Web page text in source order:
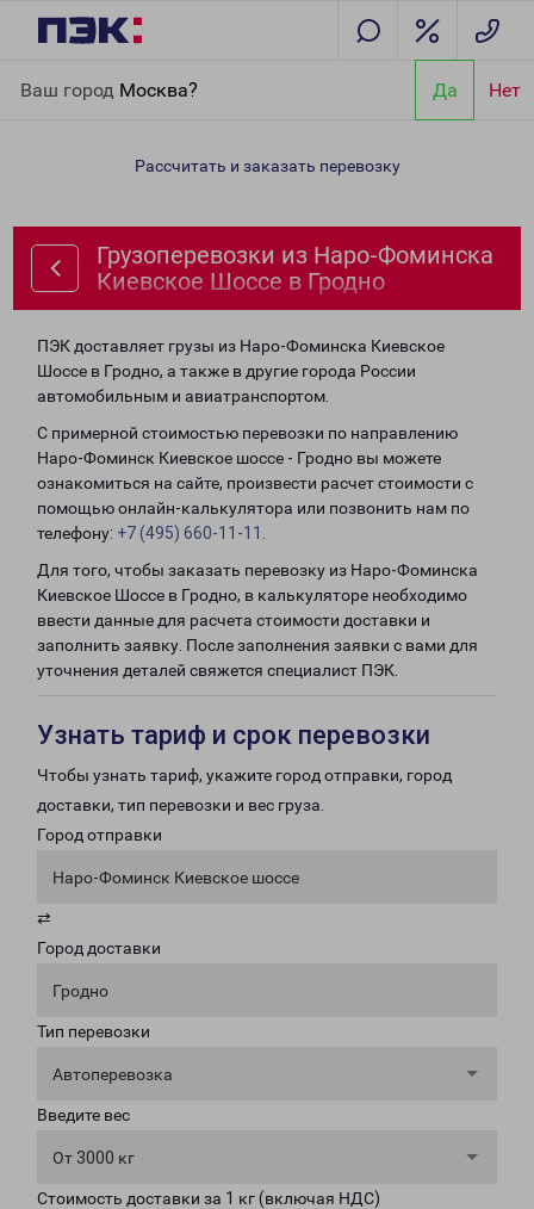
Ваш город Москва? Да Нет
Киевское Шоссе в Гродно
Рассчитать и заказать перевозку
Грузоперевозки из Наро-Фоминска
Киевское Шоссе в Гродно
ПЭК доставляет грузы из Наро-Фоминска Киевское
Шоссе в Гродно, а также в другие города России
автомобильным и авиатранспортом.
С примерной стоимостью перевозки по направлению
Наро-Фоминск Киевское шоссе - Гродно вы можете
ознакомиться на сайте, произвести расчет стоимости с
помощью онлайн-калькулятора или позвонить нам по
телефону: +7 (495) 660-11-11
Для того, чтобы заказать перевозку из Наро-Фоминска
Киевское Шоссе в Гродно, в калькуляторе необходимо
ввести данные для расчета стоимости доставки и
заполнить заявку. После заполнения заявки с вами для
уточнения деталей свяжется специалист ПЭК.
Узнать тариф и срок перевозки
Чтобы узнать тариф, укажите город отправки, город
доставки, тип перевозки и вес груза.
Город отправки
Наро-Фоминск Киевское шоссе
⇄
Город доставки
Гродно
Тип перевозки
Автоперевозка
Введите вес
От 3000 кг
Стоимость доставки за 1 кг (включая НДС)